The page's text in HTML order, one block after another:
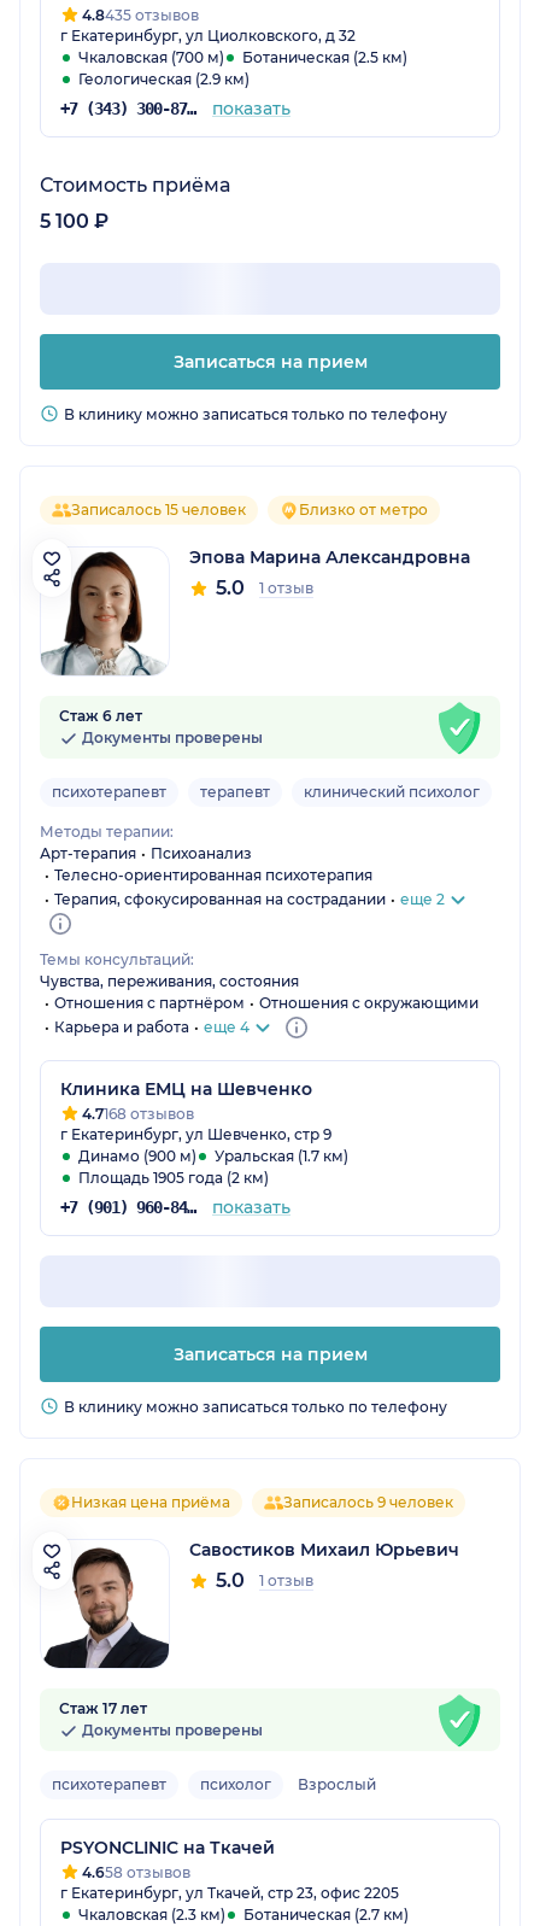
4.8435 отзывов
г Екатеринбург, ул Циолковского, д 32
Чкаловская (700 м)
Ботаническая (2.5 км)
Геологическая (2.9 км)
+7 (343) 300-87-38 показать
Стоимость приёма
5 100 ₽
Записаться на прием
В клинику можно записаться только по телефону
Записалось 15 человек Близко от метро
Эпова Марина Александровна
5.0 1 отзыв
Стаж 6 лет
Документы проверены
психотерапевт терапевт клинический психолог
Методы терапии:
Арт-терапия
Психоанализ
Телесно-ориентированная психотерапия
Терапия, сфокусированная на сострадании
еще 2
Темы консультаций:
Чувства, переживания, состояния
Отношения с партнёром
Отношения с окружающими
Карьера и работа
еще 4
Клиника ЕМЦ на Шевченко
4.7168 отзывов
г Екатеринбург, ул Шевченко, стр 9
Динамо (900 м)
Уральская (1.7 км)
Площадь 1905 года (2 км)
+7 (901) 960-84-27 показать
Записаться на прием
В клинику можно записаться только по телефону
Низкая цена приёма Записалось 9 человек
Савостиков Михаил Юрьевич
5.0 1 отзыв
Стаж 17 лет
Документы проверены
психотерапевт психолог Взрослый
PSYONCLINIC на Ткачей
4.658 отзывов
г Екатеринбург, ул Ткачей, стр 23, офис 2205
Чкаловская (2.3 км)
Ботаническая (2.7 км)